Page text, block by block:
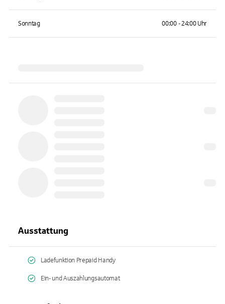
Sonntag 00:00 - 24:00 Uhr
Ausstattung
Ladefunktion Prepaid Handy
Ein- und Auszahlungsautomat